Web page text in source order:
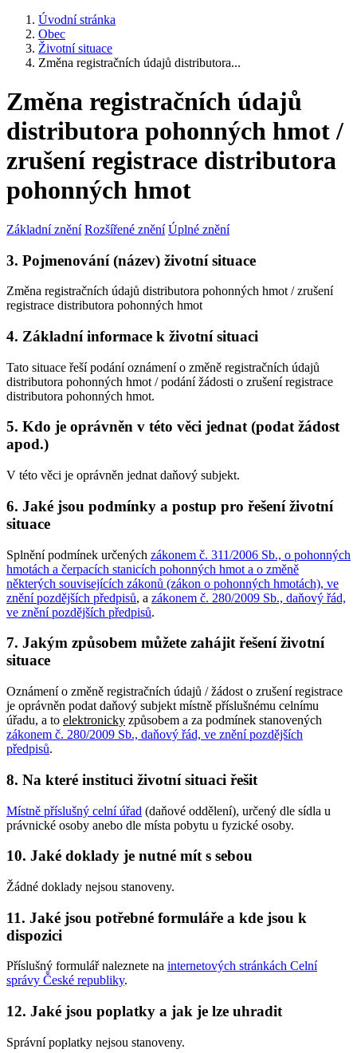
Úvodní stránka
Obec
Životní situace
Změna registračních údajů distributora...
Změna registračních údajů
distributora pohonných hmot /
zrušení registrace distributora
pohonných hmot
Základní znění Rozšířené znění Úplné znění
3. Pojmenování (název) životní situace
Změna registračních údajů distributora pohonných hmot / zrušení
registrace distributora pohonných hmot
4. Základní informace k životní situaci
Tato situace řeší podání oznámení o změně registračních údajů
distributora pohonných hmot / podání žádosti o zrušení registrace
distributora pohonných hmot.
5. Kdo je oprávněn v této věci jednat (podat žádost
apod.)
V této věci je oprávněn jednat daňový subjekt.
6. Jaké jsou podmínky a postup pro řešení životní
situace
Splnění podmínek určených zákonem č. 311/2006 Sb., o pohonných
hmotách a čerpacích stanicích pohonných hmot a o změně
některých souvisejících zákonů (zákon o pohonných hmotách), ve
znění pozdějších předpisů, a zákonem č. 280/2009 Sb., daňový řád,
ve znění pozdějších předpisů.
7. Jakým způsobem můžete zahájit řešení životní
situace
Oznámení o změně registračních údajů / žádost o zrušení registrace
je oprávněn podat daňový subjekt místně příslušnému celnímu
úřadu, a to elektronicky způsobem a za podmínek stanovených
zákonem č. 280/2009 Sb., daňový řád, ve znění pozdějších
předpisů.
8. Na které instituci životní situaci řešit
Místně příslušný celní úřad (daňové oddělení), určený dle sídla u
právnické osoby anebo dle místa pobytu u fyzické osoby.
10. Jaké doklady je nutné mít s sebou
Žádné doklady nejsou stanoveny.
11. Jaké jsou potřebné formuláře a kde jsou k
dispozici
Příslušný formulář naleznete na internetových stránkách Celní
správy České republiky.
12. Jaké jsou poplatky a jak je lze uhradit
Správní poplatky nejsou stanoveny.